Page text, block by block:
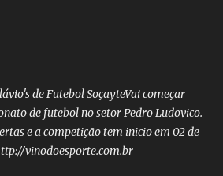
Membro 03: Nome: Adolfo
Difusora SUPLENTES: Membro 01:
Veículo: Equipe do Mané Membro
soares Teixeira Veículo: Rádio ...
de Futebol SoçayteVai começar
de futebol no setor Pedro Ludovico.
e a competição tem inicio em 02 de
vinodoesporte.com.br